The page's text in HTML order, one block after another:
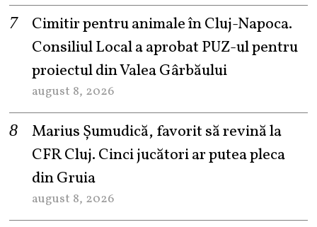
Cimitir pentru animale în Cluj-Napoca.
Consiliul Local a aprobat PUZ-ul pentru
proiectul din Valea Gârbăului
august 8, 2026
Marius Șumudică, favorit să revină la
CFR Cluj. Cinci jucători ar putea pleca
din Gruia
august 8, 2026